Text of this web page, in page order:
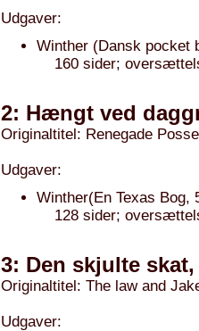
Udgaver:
Winther (Dansk pocket
160 sider;
2: Hængt ved
Originaltitel: Renegade Posse
Udgaver:
Winther(En Texas Bog,
128 sider;
3: Den skjulte skat,
Originaltitel: The law and
Udgaver: